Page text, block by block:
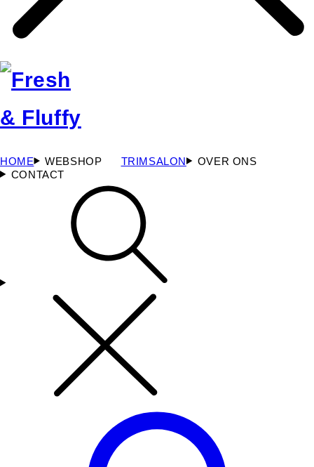
HOME WEBSHOP TRIMSALON
OVER ONS
CONTACT